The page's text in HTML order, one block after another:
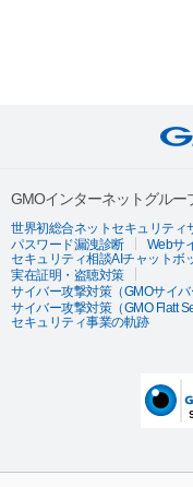
GMOインターネットグルー
世界初総合ネットセキュリティ
パスワード漏洩診断
Webサ
セキュリティ相談AIチャットボ
実在証明・盗聴対策
サイバー攻撃対策（GMOサイバ
サイバー攻撃対策（GMO Flatt
セキュリティ事業の軌跡